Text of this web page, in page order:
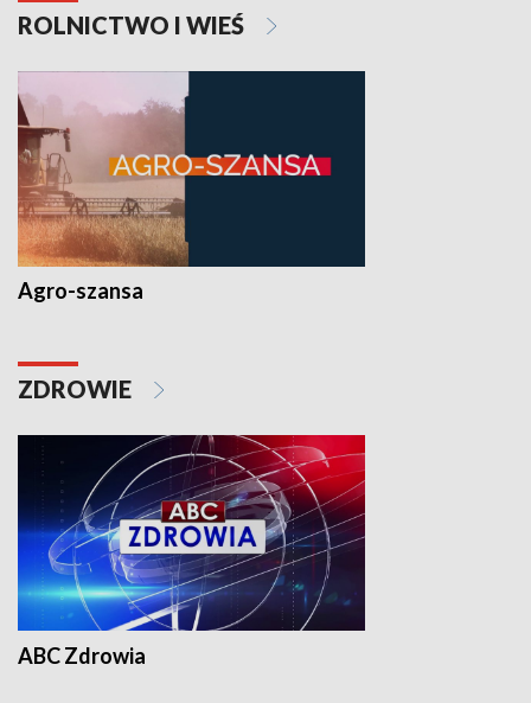
ROLNICTWO I WIEŚ
Agro-szansa
ZDROWIE
ABC Zdrowia